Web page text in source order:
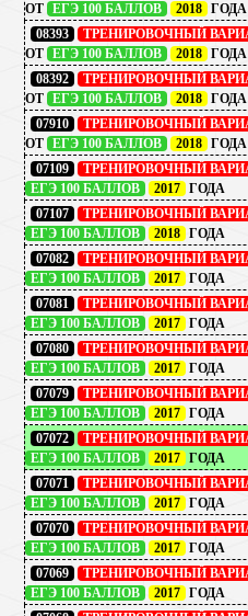
ОТ ЕГЭ 100 БАЛЛОВ 2018 ГОДА
08393
ТРЕНИРОВОЧНЫЙ
ОТ ЕГЭ 100 БАЛЛОВ 2018 ГОДА
08392
ТРЕНИРОВОЧНЫЙ
ОТ ЕГЭ 100 БАЛЛОВ 2018 ГОДА
07910
ТРЕНИРОВОЧНЫЙ
ОТ ЕГЭ 100 БАЛЛОВ 2018 ГОДА
07109
ТРЕНИРОВОЧНЫЙ
ЕГЭ 100 БАЛЛОВ
2017 ГОДА
07107
ТРЕНИРОВОЧНЫЙ
ЕГЭ 100 БАЛЛОВ
2018 ГОДА
07082
ТРЕНИРОВОЧНЫЙ
ЕГЭ 100 БАЛЛОВ
2017 ГОДА
07081
ТРЕНИРОВОЧНЫЙ
ЕГЭ 100 БАЛЛОВ
2017 ГОДА
07080
ТРЕНИРОВОЧНЫЙ
ЕГЭ 100 БАЛЛОВ
2017 ГОДА
07079
ТРЕНИРОВОЧНЫЙ
ЕГЭ 100 БАЛЛОВ
2017 ГОДА
07072
ТРЕНИРОВОЧНЫЙ
ЕГЭ 100 БАЛЛОВ
2017 ГОДА
07071
ТРЕНИРОВОЧНЫЙ
ЕГЭ 100 БАЛЛОВ
2017 ГОДА
07070
ТРЕНИРОВОЧНЫЙ
ЕГЭ 100 БАЛЛОВ
2017 ГОДА
07069
ТРЕНИРОВОЧНЫЙ
ЕГЭ 100 БАЛЛОВ
2017 ГОДА